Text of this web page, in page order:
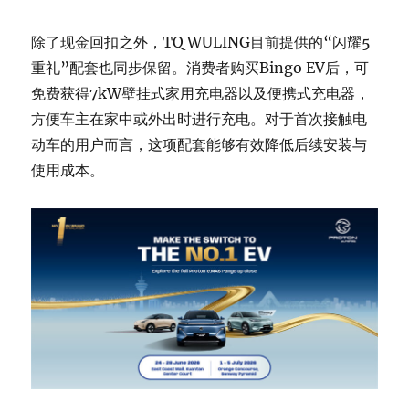
除了现金回扣之外，TQ WULING目前提供的“闪耀5
重礼”配套也同步保留。消费者购买Bingo EV后，可
免费获得7kW壁挂式家用充电器以及便携式充电器，
方便车主在家中或外出时进行充电。对于首次接触电
动车的用户而言，这项配套能够有效降低后续安装与
使用成本。